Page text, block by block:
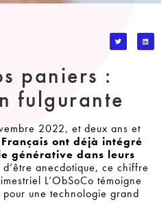
paniers :
fulgurante
2022, et deux ans et
ont déjà intégré
générative dans leurs
d’être anecdotique, ce chiffre
L’ObSoCo témoigne
une technologie grand